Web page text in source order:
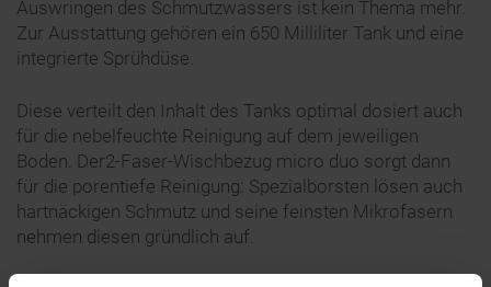
Auswringen des Schmutzwassers ist kein Thema mehr.
Zur Ausstattung gehören ein 650 Milliliter Tank und eine
integrierte Sprühdüse.
Diese verteilt den Inhalt des Tanks optimal dosiert auch
für die nebelfeuchte Reinigung auf dem jeweiligen
Boden. Der2-Faser-Wischbezug micro duo sorgt dann
für die porentiefe Reinigung: Spezialborsten lösen auch
hartnäckigen Schmutz und seine feinsten Mikrofasern
nehmen diesen gründlich auf.